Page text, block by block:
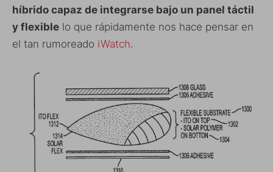
híbrido capaz de integrarse bajo un panel táctil
y flexible lo que rápidamente nos hace pensar en
el tan rumoreado iWatch.